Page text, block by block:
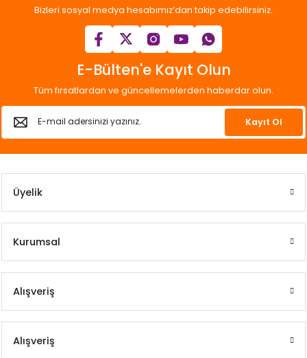
Bizleri sosyal medya hesabımız’dan takip edebilirsiniz.
E-Bülten'e Kayıt Olun
Tüm fırsatlardan ve güncellemelerden haberdar olun.
Kayıt Ol
Üyelik
Kurumsal
Alışveriş
Alışveriş